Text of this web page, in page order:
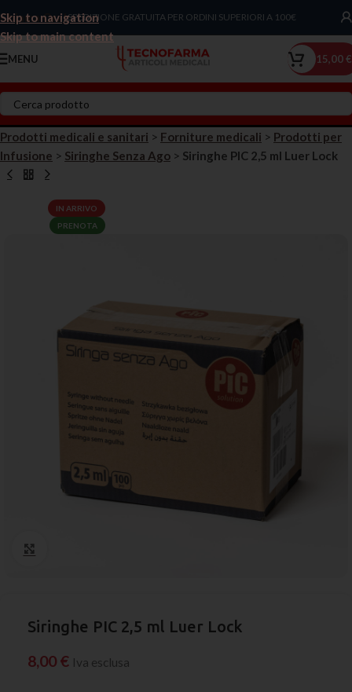
Skip to navigation
Skip to main content
Chiama Ora!SPEDIZIONE GRATUITA PER ORDINI SUPERIORI A 100€
MENU 15,00€
Prodotti medicali e sanitari > Forniture medicali > Prodotti per
Infusione > Siringhe Senza Ago > Siringhe PIC 2,5 ml Luer Lock
IN ARRIVO
PRENOTA
Siringhe PIC 2,5 ml Luer Lock
8,00 € Iva esclusa